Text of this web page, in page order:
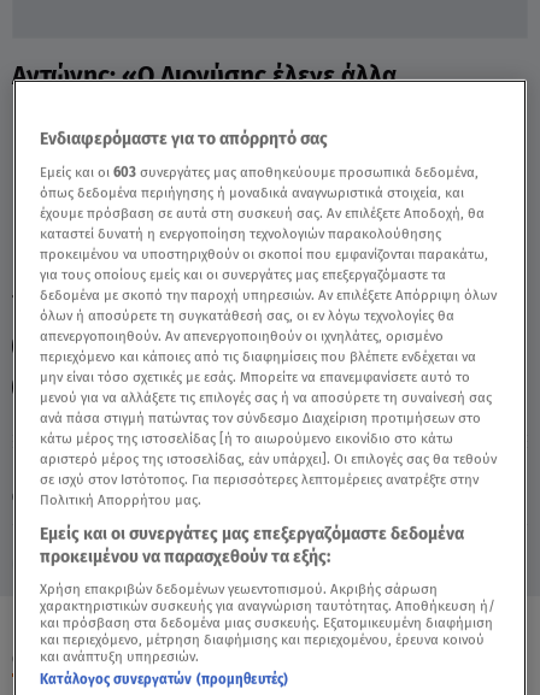
Πέμπτη 6 Αυγούστου 2026
19.04.21, 16:04 MEDIA
Αντώνης: «Ο Διονύσης έλεγε άλλα
TAGS: ΜΑΣΤΕΡΣΕΦ MASTERCHEF 5 MASTERCHEF
MASTERCHEF ΔΙΟΝΥΣΗΣ
ΣΤΗ ΦΩΛΙΑ ΤΩΝ ΚΟΥ ΚΟΥ
MASTERCHEF ΑΝΤΩΝΗΣ
ΟΛΑ ΤΑ ΒΙΝΤΕΟ
Ενδιαφερόμαστε για το απόρρητό σας
Εμείς και οι603 συνεργάτες μας αποθηκεύουμε προσωπικά δεδομένα,
όπως δεδομένα περιήγησης ή μοναδικά αναγνωριστικά στοιχεία, και
έχουμε πρόσβαση σε αυτά στη συσκευή σας. Αν επιλέξετε Αποδοχή, θα
καταστεί δυνατή η ενεργοποίηση τεχνολογιών παρακολούθησης
προκειμένου να υποστηριχθούν οι σκοποί που εμφανίζονται παρακάτω,
για τους οποίους εμείς και οι συνεργάτες μας επεξεργαζόμαστε τα
δεδομένα με σκοπό την παροχή υπηρεσιών. Αν επιλέξετε Απόρριψη όλων
όλων ή αποσύρετε τη συγκατάθεσή σας, οι εν λόγω τεχνολογίες θα
απενεργοποιηθούν. Αν απενεργοποιηθούν οι ιχνηλάτες, ορισμένο
περιεχόμενο και κάποιες από τις διαφημίσεις που βλέπετε ενδέχεται να
μην είναι τόσο σχετικές με εσάς. Μπορείτε να επανεμφανίσετε αυτό το
μενού για να αλλάξετε τις επιλογές σας ή να αποσύρετε τη συναίνεσή σας
ανά πάσα στιγμή πατώντας τον σύνδεσμο Διαχείριση προτιμήσεων στο
κάτω μέρος της ιστοσελίδας [ή το αιωρούμενο εικονίδιο στο κάτω
αριστερό μέρος της ιστοσελίδας, εάν υπάρχει]. Οι επιλογές σας θα τεθούν
σε ισχύ στον Ιστότοπος. Για περισσότερες λεπτομέρειες ανατρέξτε στην
Πολιτική Απορρήτου μας.
Εμείς και οι συνεργάτες μας επεξεργαζόμαστε δεδομένα
προκειμένου να παρασχεθούν τα εξής:
Χρήση επακριβών δεδομένων γεωεντοπισμού. Ακριβής σάρωση
χαρακτηριστικών συσκευής για αναγνώριση ταυτότητας. Αποθήκευση ή/
και πρόσβαση στα δεδομένα μιας συσκευής. Εξατομικευμένη διαφήμιση
και περιεχόμενο, μέτρηση διαφήμισης και περιεχομένου, έρευνα κοινού
και ανάπτυξη υπηρεσιών.
Κατάλογος συνεργατών (προμηθευτές)